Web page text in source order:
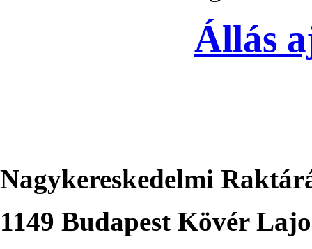
Állás
Nagykereskedelmi
1149 Budapest Kövér